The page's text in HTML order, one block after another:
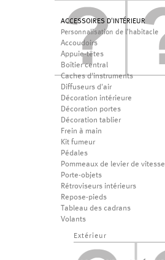
ACCESSOIRES D'INTÉRIEUR
Personnalisation de l'habitacle
Accoudoirs
Appuie-têtes
Boîtier central
Caches d'instruments
Diffuseurs d'air
Décoration intérieure
Décoration portes
Décoration tablier
Frein à main
Kit fumeur
Pédales
Pommeaux de levier de vitesse
Porte-objets
Rétroviseurs intérieurs
Repose-pieds
Tableau des cadrans
Volants
Extérieur